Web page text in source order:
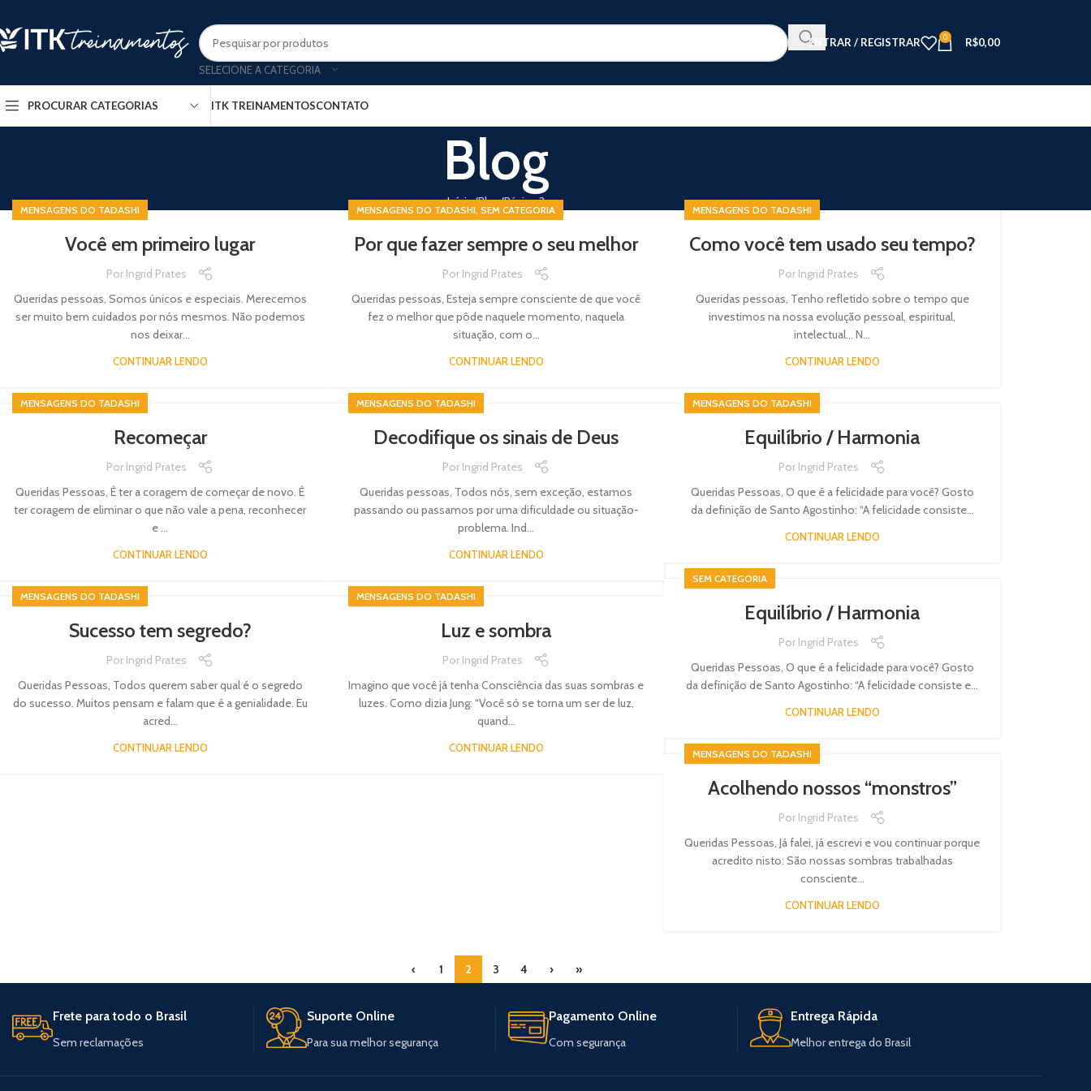
SELECIONE A CATEGORIA
ENTRAR / REGISTRAR 0 R$0,00
PROCURAR CATEGORIAS ITK TREINAMENTOSCONTATO
Blog
Início Blog Página 2
MENSAGENS DO TADASHI
Você em primeiro lugar
Por Ingrid Prates
Queridas pessoas, Somos únicos e especiais. Merecemos
ser muito bem cuidados por nós mesmos. Não podemos
nos deixar...
CONTINUAR LENDO
MENSAGENS DO TADASHI, SEM CATEGORIA
Por que fazer sempre o seu melhor
Por Ingrid Prates
Queridas pessoas, Esteja sempre consciente de que você
fez o melhor que pôde naquele momento, naquela
situação, com o...
CONTINUAR LENDO
MENSAGENS DO TADASHI
Como você tem usado seu tempo?
Por Ingrid Prates
Queridas pessoas, Tenho refletido sobre o tempo que
investimos na nossa evolução pessoal, espiritual,
intelectual… N...
CONTINUAR LENDO
MENSAGENS DO TADASHI
Recomeçar
Por Ingrid Prates
Queridas Pessoas, É ter a coragem de começar de novo. É
ter coragem de eliminar o que não vale a pena, reconhecer
e ...
CONTINUAR LENDO
MENSAGENS DO TADASHI
Decodifique os sinais de Deus
Por Ingrid Prates
Queridas pessoas, Todos nós, sem exceção, estamos
passando ou passamos por uma dificuldade ou situação-
problema. Ind...
CONTINUAR LENDO
MENSAGENS DO TADASHI
Equilíbrio / Harmonia
Por Ingrid Prates
Queridas Pessoas, O que é a felicidade para você? Gosto
da definição de Santo Agostinho: “A felicidade consiste...
CONTINUAR LENDO
SEM CATEGORIA
Equilíbrio / Harmonia
Por Ingrid Prates
Queridas Pessoas, O que é a felicidade para você? Gosto
da definição de Santo Agostinho: “A felicidade consiste e...
CONTINUAR LENDO
MENSAGENS DO TADASHI
Sucesso tem segredo?
Por Ingrid Prates
Queridas Pessoas, Todos querem saber qual é o segredo
do sucesso. Muitos pensam e falam que é a genialidade. Eu
acred...
CONTINUAR LENDO
MENSAGENS DO TADASHI
Luz e sombra
Por Ingrid Prates
Imagino que você já tenha Consciência das suas sombras e
luzes. Como dizia Jung: “Você só se torna um ser de luz,
quand...
CONTINUAR LENDO MENSAGENS DO TADASHI
Acolhendo nossos “monstros”
Por Ingrid Prates
Queridas Pessoas, Já falei, já escrevi e vou continuar porque
acredito nisto: São nossas sombras trabalhadas
consciente...
CONTINUAR LENDO
‹ 1 2 3 4 › »
Frete para todo o Brasil
Sem reclamações
Suporte Online
Para sua melhor segurança
Pagamento Online
Com segurança
Entrega Rápida
Melhor entrega do Brasil